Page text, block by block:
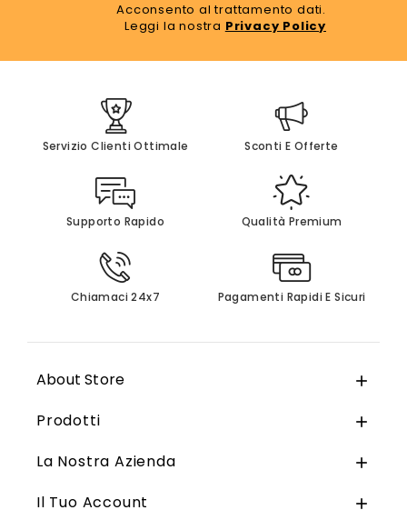
Acconsento al trattamento dati.
Leggi la nostra Privacy Policy
Servizio Clienti Ottimale Sconti E Offerte
Supporto Rapido Qualità Premium
Chiamaci 24x7 Pagamenti Rapidi E Sicuri
About Store 
Prodotti 
La Nostra Azienda 
Il Tuo Account 